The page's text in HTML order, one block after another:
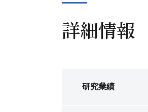
詳細情報
研究業績